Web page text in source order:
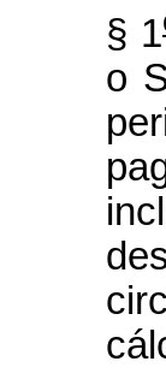
§ 1
o